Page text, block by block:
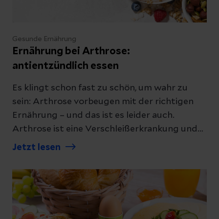
Gesunde Ernährung
Ernährung bei Arthrose:
antientzündlich essen
Es klingt schon fast zu schön, um wahr zu
sein: Arthrose vorbeugen mit der richtigen
Ernährung – und das ist es leider auch.
Arthrose ist eine Verschleißerkrankung und
es gibt keine Diät, die den Knorpel wieder
ausgewogene und antientzündliche
Ernährung andere therapeutische
Maßnahmen sinnvoll ergänzen. Was aber
genau beinhaltet antientzündliche
Jetzt lesen